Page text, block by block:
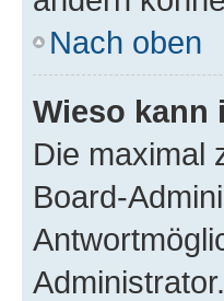
Nach oben
Wieso
Die maximal
Board-
Administrator.